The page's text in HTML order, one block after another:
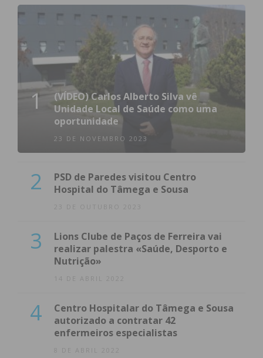
1
(VÍDEO) Carlos Alberto Silva vê
Unidade Local de Saúde como uma
oportunidade
23 DE NOVEMBRO 2023
2
PSD de Paredes visitou Centro
Hospital do Tâmega e Sousa
23 DE OUTUBRO 2023
3
Lions Clube de Paços de Ferreira vai
realizar palestra «Saúde, Desporto e
Nutrição»
14 DE ABRIL 2022
4
Centro Hospitalar do Tâmega e Sousa
autorizado a contratar 42
enfermeiros especialistas
8 DE ABRIL 2022